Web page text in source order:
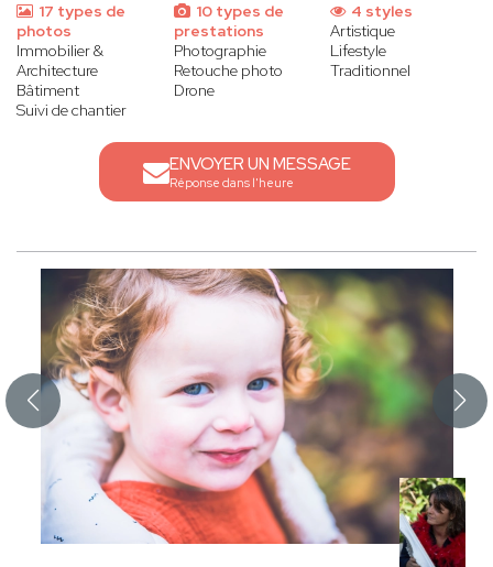
17 types de
photos
Immobilier &
Architecture
Bâtiment
Suivi de chantier
10 types de
prestations
Photographie
Retouche photo
Drone
4 styles
Artistique
Lifestyle
Traditionnel
ENVOYER UN MESSAGE
Réponse dans l'heure